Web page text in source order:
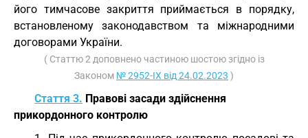
його тимчасове закриття приймається в порядку,
встановленому законодавством та міжнародними
договорами України.
( Статтю 2 доповнено частиною шостою згідно із
Законом № 2952-IX від 24.02.2023 )
Стаття 3. Правові засади здійснення
прикордонного контролю